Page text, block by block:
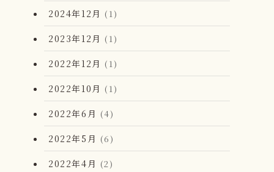
2024年12月 (1)
2023年12月 (1)
2022年12月 (1)
2022年10月 (1)
2022年6月 (4)
2022年5月 (6)
2022年4月 (2)